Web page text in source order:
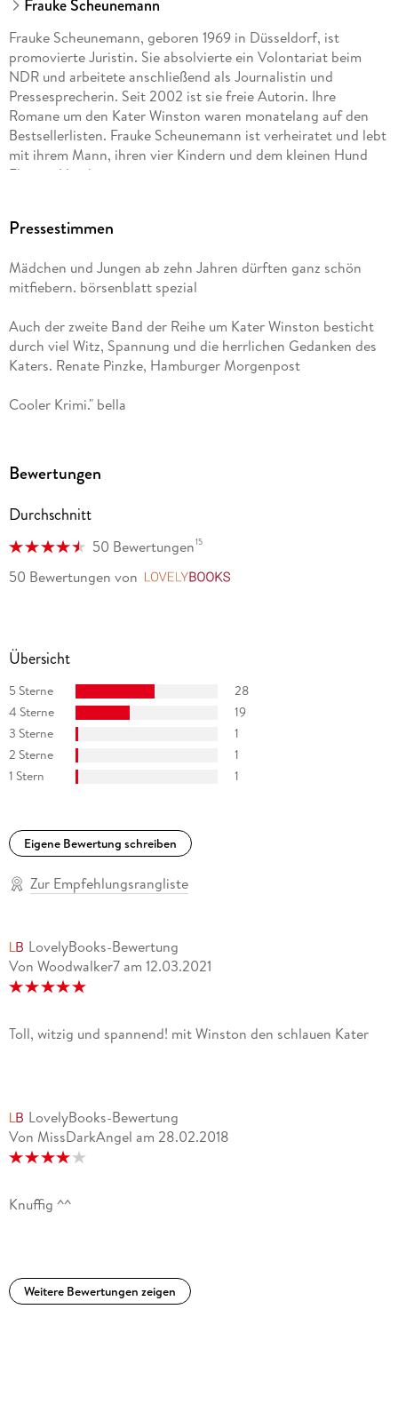
Frauke Scheunemann
Frauke Scheunemann, geboren 1969 in Düsseldorf, ist
promovierte Juristin. Sie absolvierte ein Volontariat beim
NDR und arbeitete anschließend als Journalistin und
Pressesprecherin. Seit 2002 ist sie freie Autorin. Ihre
Romane um den Kater Winston waren monatelang auf den
Bestsellerlisten. Frauke Scheunemann ist verheiratet und lebt
mit ihrem Mann, ihren vier Kindern und dem kleinen Hund
Elmo in Hamburg.
Pressestimmen
Mädchen und Jungen ab zehn Jahren dürften ganz schön
mitfiebern. börsenblatt spezial
Auch der zweite Band der Reihe um Kater Winston besticht
durch viel Witz, Spannung und die herrlichen Gedanken des
Katers. Renate Pinzke, Hamburger Morgenpost
Cooler Krimi." bella
Bewertungen
Durchschnitt
50 Bewertungen15
50 Bewertungen von
Übersicht
5 Sterne
28
4 Sterne
19
3 Sterne
1
2 Sterne
1
1 Stern
1
Eigene Bewertung schreiben
Zur Empfehlungsrangliste
LovelyBooks-Bewertung
Von Woodwalker7 am 12.03.2021
Toll, witzig und spannend! mit Winston den schlauen Kater
LovelyBooks-Bewertung
Von MissDarkAngel am 28.02.2018
Knuffig ^^
Weitere Bewertungen zeigen